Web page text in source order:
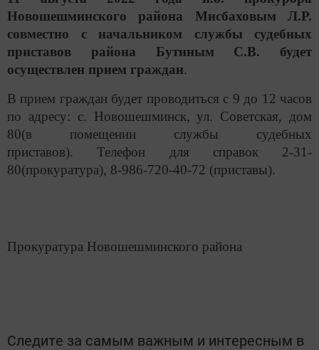
Новошешминского района Мисбаховым Л.Р.
совместно с начальником службы судебных
приставов района Бутиным С.В. будет
осуществлен прием граждан.
В прием граждан будет проводиться с 9 до 12 часов
по адресу: с. Новошешминск, ул. Советская, дом
80(в помещении службы судебных
приставов). Телефон для справок 2-31-
80(прокуратура), 8-986-720-40-72 (приставы).
Прокуратура Новошешминского района
Следите за самым важным и интересным в